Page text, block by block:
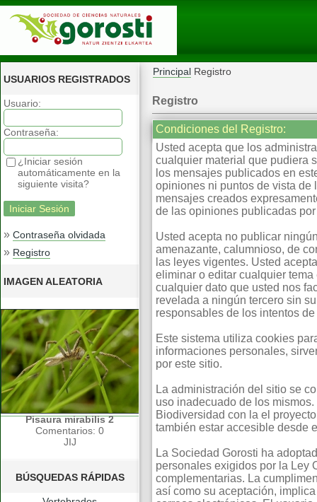
USUARIOS REGISTRADOS
Usuario:
Contraseña:
¿Iniciar sesión
automáticamente en la
siguiente visita?
» Contraseña olvidada
» Registro
IMAGEN ALEATORIA
Pisaura mirabilis 2
Comentarios: 0
JIJ
BÚSQUEDAS RÁPIDAS
Principal Registro
Registro
Condiciones del Registro:
Usted acepta que los
cualquier material que pudiera
los mensajes publicados en
opiniones ni puntos de vista de
mensajes creados
de las opiniones publicadas
Usted acepta no publicar
amenazante, calumnioso, de
las leyes vigentes. Usted
eliminar o editar cualquier
cualquier dato que usted nos
revelada a ningún tercero sin
responsables de los intentos
Este sistema utiliza cookies
informaciones personales,
por este sitio.
La administración del sitio se
uso inadecuado de los
Biodiversidad con la el
también estar accesible desde
La Sociedad Gorosti ha
personales exigidos por la Ley
complementarias. La
así como su aceptación,